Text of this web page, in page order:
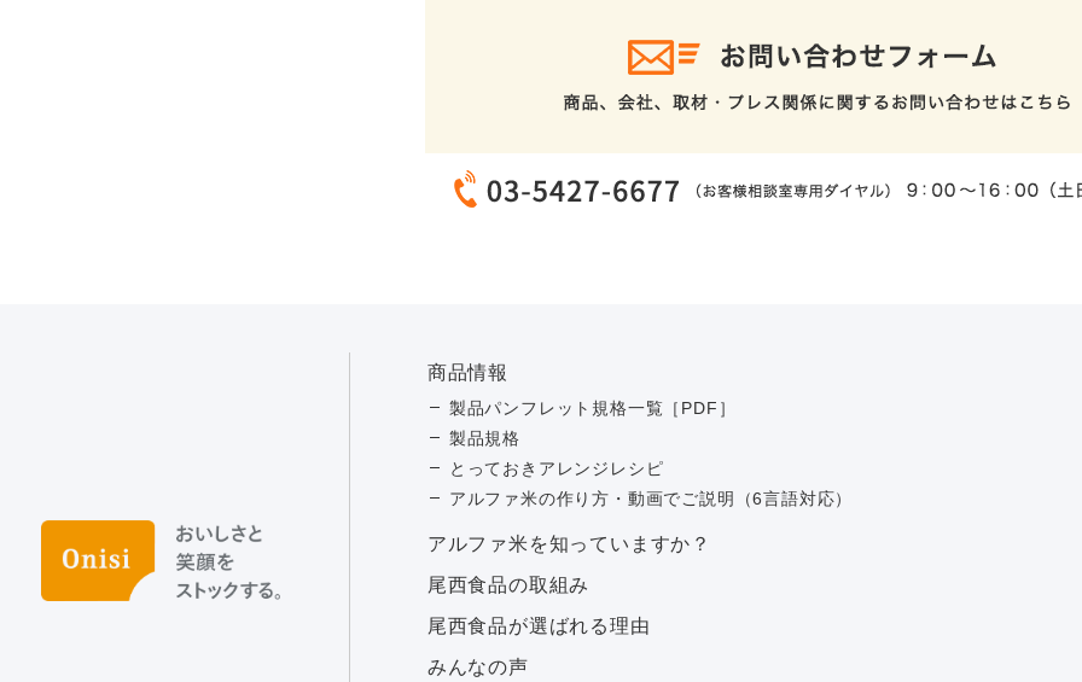
商品情報
製品パンフレット規格一覧［PDF］
製品規格
とっておきアレンジレシピ
アルファ米の作り方・動画でご説明（6言語対応）
アルファ⽶を知っていますか？
尾西食品の取組み
尾西食品が選ばれる理由
みんなの声